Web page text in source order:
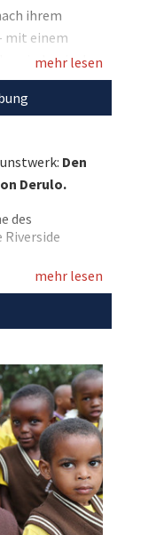
ihrem
mit einem
sind so in den
die
sichern.
diese Chance
guten Zweck!
mehr lesen
Den
Derulo.
des
Holz-
Engel von
Abzug von
für Kinder“
mehr lesen